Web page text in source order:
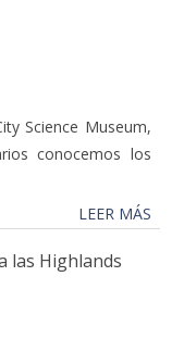
Science Museum,
conocemos los
LEER MÁS
las Highlands